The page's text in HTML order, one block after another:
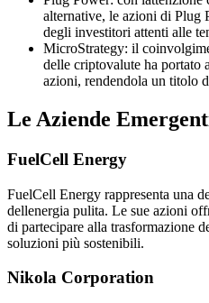
alternative, le azioni di Plug
degli investitori attenti alle
MicroStrategy: il
delle criptovalute ha portato
azioni, rendendola un titolo
Le Aziende
FuelCell Energy
FuelCell Energy rappresenta una
dellenergia pulita. Le sue azioni
di partecipare alla trasformazione
soluzioni più sostenibili.
Nikola Corporation